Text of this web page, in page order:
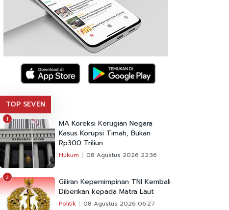
TOP SEVEN
1
MA Koreksi Kerugian Negara
Kasus Korupsi Timah, Bukan
Rp300 Triliun
Hukum 08 Agustus 2026 22:36
2
Giliran Kepemimpinan TNI Kembali
Diberikan kepada Matra Laut
Politik 08 Agustus 2026 06:27